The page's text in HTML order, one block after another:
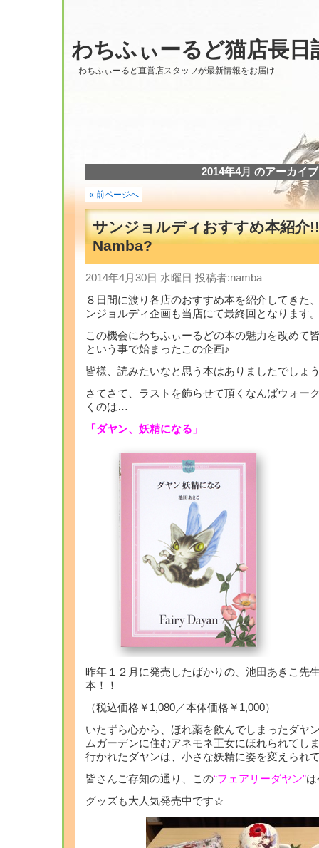
わちふぃーるど猫店長日
わちふぃーるど直営店スタッフが最新情報をお届け
2014年4月 のアーカイブ
« 前ページへ
サンジョルディおすすめ本紹介
Namba?
2014年4月30日 水曜日 投稿者:namba
８日間に渡り各店のおすすめ本を紹介してきた
ンジョルディ企画も当店にて最終回となります
この機会にわちふぃーるどの本の魅力を改めて
という事で始まったこの企画♪
皆様、読みたいなと思う本はありましたでしょ
さてさて、ラストを飾らせて頂くなんばウォー
くのは…
「ダヤン、妖精になる」
昨年１２月に発売したばかりの、池田あきこ先
本！！
（税込価格￥1,080／本体価格￥1,000）
いたずら心から、ほれ薬を飲んでしまったダヤ
ムガーデンに住むアネモネ王女にほれられてし
行かれたダヤンは、小さな妖精に姿を変えられ
皆さんご存知の通り、この“フェアリーダヤン”
グッズも大人気発売中です☆